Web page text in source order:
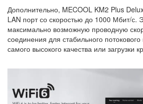
Дополнительно, MECOOL KM2 Plus
LAN порт со скоростью до 1000 Мбит/с.
максимально возможную проводную
соединения для стабильного
самого высокого качества или загрузки